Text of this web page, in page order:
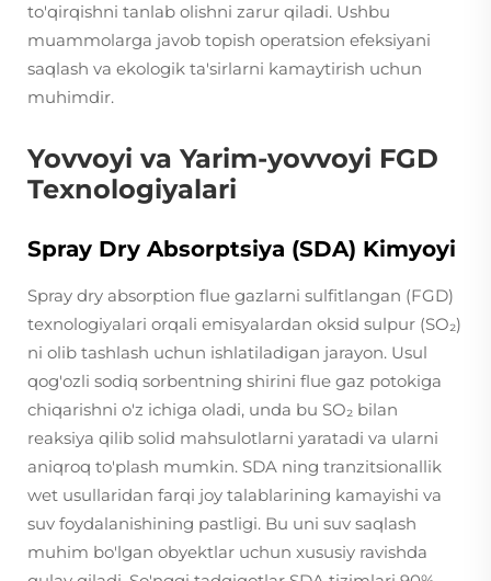
to'qirqishni tanlab olishni zarur qiladi. Ushbu
muammolarga javob topish operatsion efeksiyani
saqlash va ekologik ta'sirlarni kamaytirish uchun
muhimdir.
Yovvoyi va Yarim-yovvoyi FGD
Texnologiyalari
Spray Dry Absorptsiya (SDA) Kimyoyi
Spray dry absorption flue gazlarni sulfitlangan (FGD)
texnologiyalari orqali emisyalardan oksid sulpur (SO₂)
ni olib tashlash uchun ishlatiladigan jarayon. Usul
qog'ozli sodiq sorbentning shirini flue gaz potokiga
chiqarishni o'z ichiga oladi, unda bu SO₂ bilan
reaksiya qilib solid mahsulotlarni yaratadi va ularni
aniqroq to'plash mumkin. SDA ning tranzitsionallik
wet usullaridan farqi joy talablarining kamayishi va
suv foydalanishining pastligi. Bu uni suv saqlash
muhim bo'lgan obyektlar uchun xususiy ravishda